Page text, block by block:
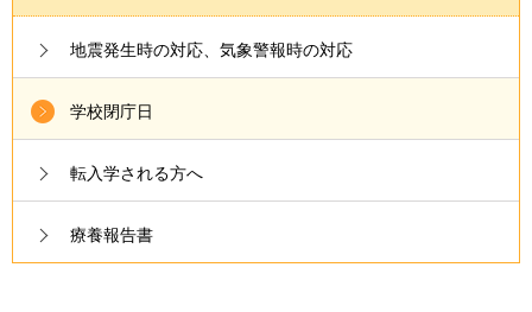
地震発生時の対応、気象警報時の対応
学校閉庁日
転入学される方へ
療養報告書